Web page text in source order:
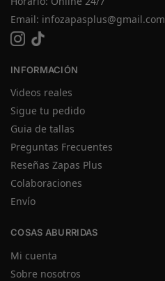
Email: infozapasplus@gmail.com
INFORMACIÓN
Videos reales
Sigue tu pedido
Guia de tallas
Preguntas Frecuentes
Reseñas Zapas Plus
Colaboraciones
Envío
COSAS ABURRIDAS
Mi cuenta
Sobre nosotros